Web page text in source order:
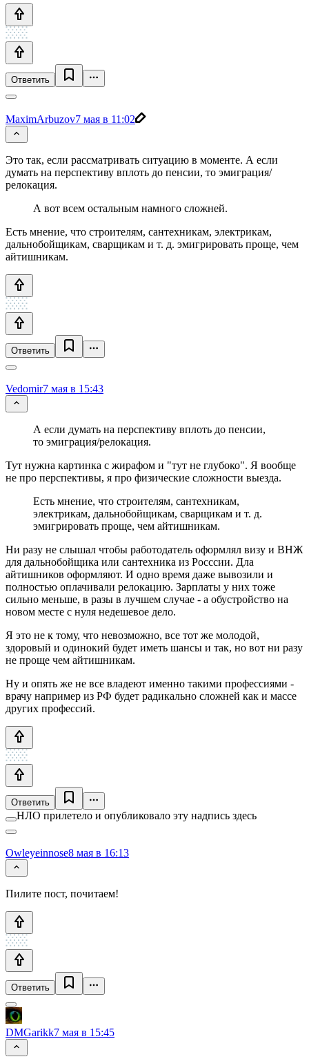
Ответить
MaximArbuzov7 мая в 11:02
Это так, если рассматривать ситуацию в моменте. А если
думать на перспективу вплоть до пенсии, то эмиграция/
релокация.
А вот всем остальным намного сложней.
Есть мнение, что строителям, сантехникам, электрикам,
дальнобойщикам, сварщикам и т. д. эмигрировать проще, чем
айтишникам.
Ответить
Vedomir7 мая в 15:43
А если думать на перспективу вплоть до пенсии,
то эмиграция/релокация.
Тут нужна картинка с жирафом и "тут не глубоко". Я вообще
не про перспективы, я про физические сложности выезда.
Есть мнение, что строителям, сантехникам,
электрикам, дальнобойщикам, сварщикам и т. д.
эмигрировать проще, чем айтишникам.
Ни разу не слышал чтобы работодатель оформлял визу и ВНЖ
для дальнобойщика или сантехника из Росссии. Дла
айтишников оформляют. И одно время даже вывозили и
полностью оплачивали релокацию. Зарплаты у них тоже
сильно меньше, в разы в лучшем случае - а обустройство на
новом месте с нуля недешевое дело.
Я это не к тому, что невозможно, все тот же молодой,
здоровый и одинокий будет иметь шансы и так, но вот ни разу
не проще чем айтишникам.
Ну и опять же не все владеют именно такими профессиями -
врачу например из РФ будет радикально сложней как и массе
других профессий.
Ответить
НЛО прилетело и опубликовало эту надпись здесь
Owleyeinnose8 мая в 16:13
Пилите пост, почитаем!
Ответить
DMGarikk7 мая в 15:45